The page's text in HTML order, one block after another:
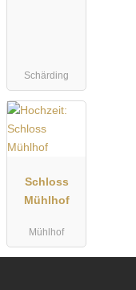
Schärding
Schloss
Mühlhof
Mühlhof